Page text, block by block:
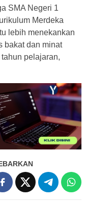
SMA Negeri 1
Merdeka
lebih menekankan
bakat dan minat
pelajaran,